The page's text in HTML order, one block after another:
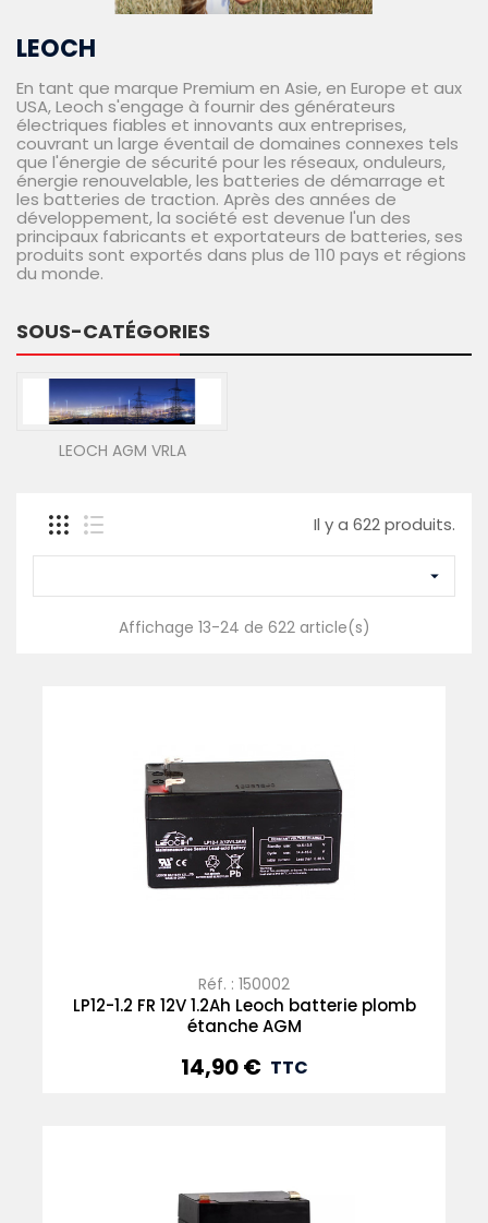
LEOCH
En tant que marque Premium en Asie, en Europe et aux
USA, Leoch s'engage à fournir des générateurs
électriques fiables et innovants aux entreprises,
couvrant un large éventail de domaines connexes tels
que l'énergie de sécurité pour les réseaux, onduleurs,
énergie renouvelable, les batteries de démarrage et
les batteries de traction. Après des années de
développement, la société est devenue l'un des
principaux fabricants et exportateurs de batteries, ses
produits sont exportés dans plus de 110 pays et régions
du monde.
SOUS-CATÉGORIES
LEOCH AGM VRLA
Il y a 622 produits.

Affichage 13-24 de 622 article(s)
Réf. : 150002
LP12-1.2 FR 12V 1.2Ah Leoch batterie plomb
étanche AGM
Prix
14,90 € TTC